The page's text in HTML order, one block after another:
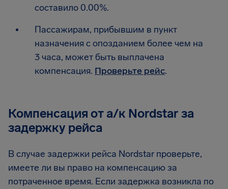
составило 0.00%.
Пассажирам, прибывшим в пункт
назначения с опозданием более чем на
3 часа, может быть выплачена
компенсация. Проверьте рейс.
Компенсация от а/к Nordstar за
задержку рейса
В случае задержки рейса Nordstar проверьте,
имеете ли вы право на компенсацию за
потраченное время. Если задержка возникла по